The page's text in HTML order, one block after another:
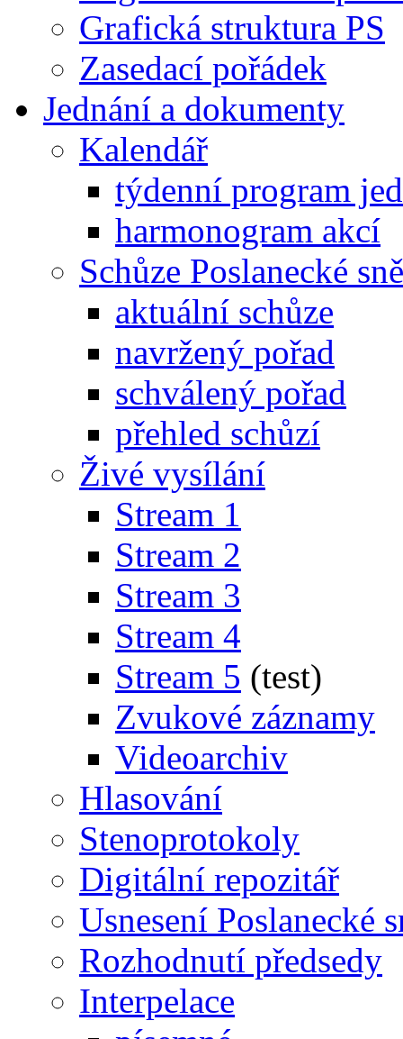
Grafická struktura PS
Zasedací pořádek
Jednání a dokumenty
Kalendář
týdenní program
harmonogram akcí
Schůze Poslanecké
aktuální schůze
navržený pořad
schválený pořad
přehled schůzí
Živé vysílání
Stream 1
Stream 2
Stream 3
Stream 4
Stream 5 (test)
Zvukové záznamy
Videoarchiv
Hlasování
Stenoprotokoly
Digitální repozitář
Usnesení Poslanecké
Rozhodnutí předsedy
Interpelace